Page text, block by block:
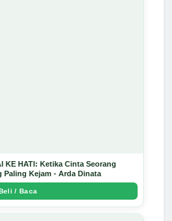
KE HATI: Ketika Cinta Seorang
Paling Kejam - Arda Dinata
/ Baca